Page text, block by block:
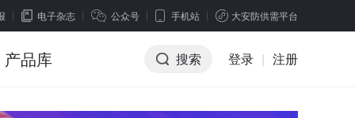
电子杂志 公众号 手机站 大安防供需平台
产品库 搜索 登录 | 注册